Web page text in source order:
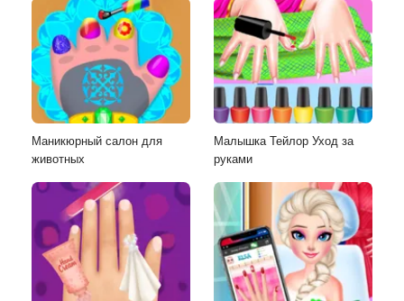
Маникюрный салон для
животных
Малышка Тейлор Уход за
руками